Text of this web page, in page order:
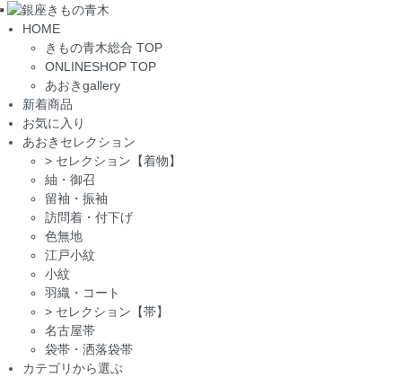
Toggle
navigation
HOME
きもの青木総合 TOP
ONLINESHOP TOP
あおきgallery
新着商品
お気に入り
あおきセレクション
> セレクション【着物】
紬・御召
留袖・振袖
訪問着・付下げ
色無地
江戸小紋
小紋
羽織・コート
> セレクション【帯】
名古屋帯
袋帯・洒落袋帯
カテゴリから選ぶ